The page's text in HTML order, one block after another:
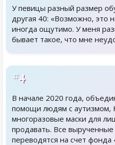
У певицы разный размер
другая 40: «Возможно, это
иногда ощутимо. У меня
бывает такое, что мне
#4
В начале 2020 года,
помощи людям с аутизмом,
многоразовые маски для
продавать. Все
переводятся на счет фонда